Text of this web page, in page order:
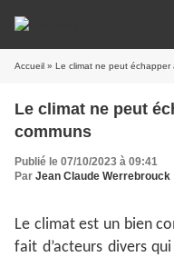
Accueil » Le climat ne peut échapper
Le climat ne peut
communs
Publié le 07/10/2023 à 09:41
Par Jean Claude Werrebrouck
Le climat est un bien
fait d’acteurs divers